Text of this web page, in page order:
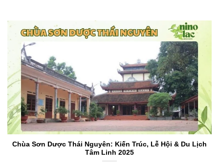
Chùa Sơn Dược Thái Nguyên: Kiến Trúc, Lễ Hội & Du Lịch
Tâm Linh 2025